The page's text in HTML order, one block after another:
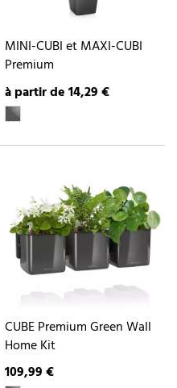
MINI-CUBI et MAXI-CUBI
Premium
à partir de 14,29 €
CUBE Premium Green Wall
Home Kit
109,99 €